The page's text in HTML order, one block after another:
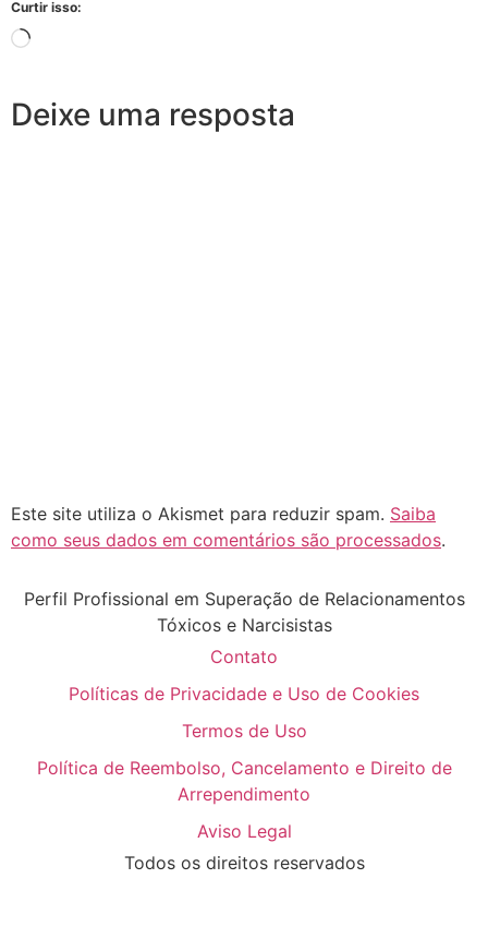
Curtir isso:
Deixe uma resposta
Este site utiliza o Akismet para reduzir spam. Saiba
como seus dados em comentários são processados.
Perfil Profissional em Superação de Relacionamentos
Tóxicos e Narcisistas
Contato
Políticas de Privacidade e Uso de Cookies
Termos de Uso
Política de Reembolso, Cancelamento e Direito de
Arrependimento
Aviso Legal
Todos os direitos reservados